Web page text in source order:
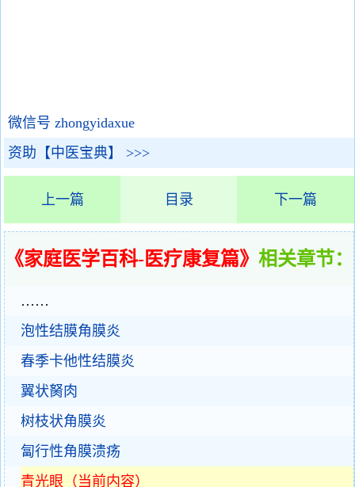
微信号 zhongyidaxue
资助【中医宝典】 >>>
上一篇 目录 下一篇
《家庭医学百科-医疗康复篇》 相关章节：
……
泡性结膜角膜炎
春季卡他性结膜炎
翼状胬肉
树枝状角膜炎
匐行性角膜溃疡
青光眼（当前内容）